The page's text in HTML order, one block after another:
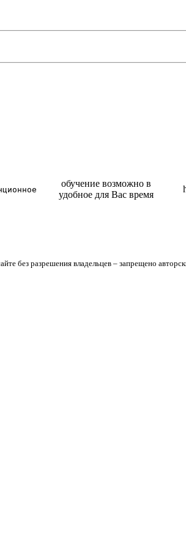
обучение возможно в
удобное для Вас время
без разрешения владельцев – запрещено